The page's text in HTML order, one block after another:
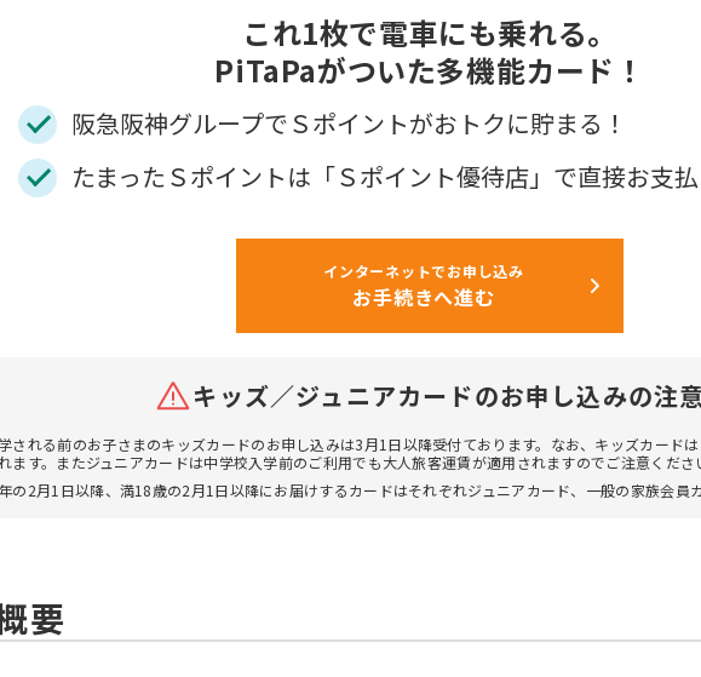
これ1枚で電車にも乗れる。
PiTaPaがついた多機能カード！
阪急阪神グループでＳポイントがおトクに貯まる！
たまったＳポイントは「Ｓポイント優待店」で直接お支払
インターネットでお申し込み
お手続きへ進む
キッズ／ジュニアカードのお申し込みの注意
される前のお子さまのキッズカードのお申し込みは3月1日以降受付ております。なお、キッズカード
ます。またジュニアカードは中学校入学前のご利用でも大人旅客運賃が適用されますのでご注意くださ
の2月1日以降、満18歳の2月1日以降にお届けするカードはそれぞれジュニアカード、一般の家族会員カ
要